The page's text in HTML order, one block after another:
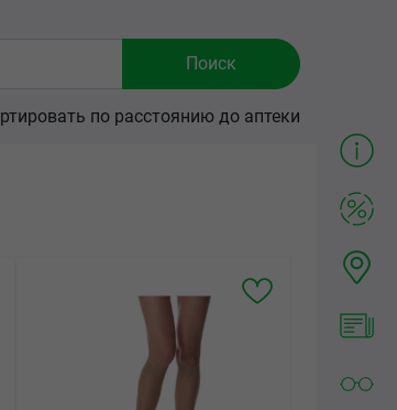
по расстоянию до аптеки